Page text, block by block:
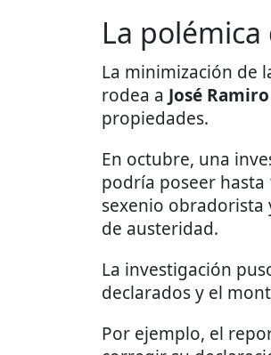
La polémica
La minimización de
rodea a José
propiedades.
En octubre, una
podría poseer hasta
sexenio obradorista
de austeridad.
La investigación
declarados y el
Por ejemplo, el